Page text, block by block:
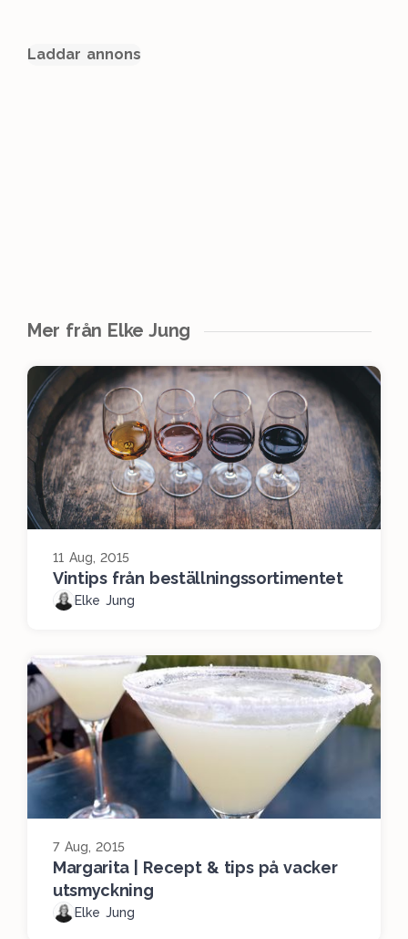
Laddar annons
Mer från Elke Jung
11 Aug, 2015
Vintips från beställningssortimentet
Elke Jung
7 Aug, 2015
Margarita | Recept & tips på vacker
utsmyckning
Elke Jung